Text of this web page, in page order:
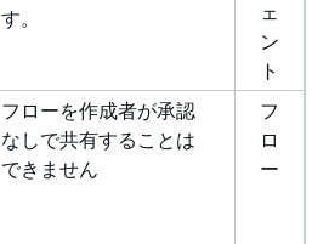
す。
ェ
ン
ト
フローを作成者が承認
なしで共有することは
できません
フ
ロ
ー